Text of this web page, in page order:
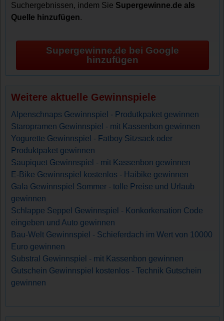
Suchergebnissen, indem Sie Supergewinne.de als
Quelle hinzufügen.
Supergewinne.de bei Google
hinzufügen
Weitere aktuelle Gewinnspiele
Alpenschnaps Gewinnspiel - Produtkpaket gewinnen
Staropramen Gewinnspiel - mit Kassenbon gewinnen
Yogurette Gewinnspiel - Fatboy Sitzsack oder
Produktpaket gewinnen
Saupiquet Gewinnspiel - mit Kassenbon gewinnen
E-Bike Gewinnspiel kostenlos - Haibike gewinnen
Gala Gewinnspiel Sommer - tolle Preise und Urlaub
gewinnen
Schlappe Seppel Gewinnspiel - Konkorkenation Code
eingeben und Auto gewinnen
Bau-Welt Gewinnspiel - Schieferdach im Wert von 10000
Euro gewinnen
Substral Gewinnspiel - mit Kassenbon gewinnen
Gutschein Gewinnspiel kostenlos - Technik Gutschein
gewinnen